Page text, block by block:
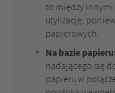
to między innymi
utylizację,
papierowych.
Na bazie
nadającego się
papieru w